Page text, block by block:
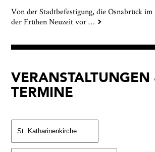
Von der Stadtbefestigung, die Osnabrück
der Frühen Neuzeit vor…
VERANSTALTUNGEN
TERMINE